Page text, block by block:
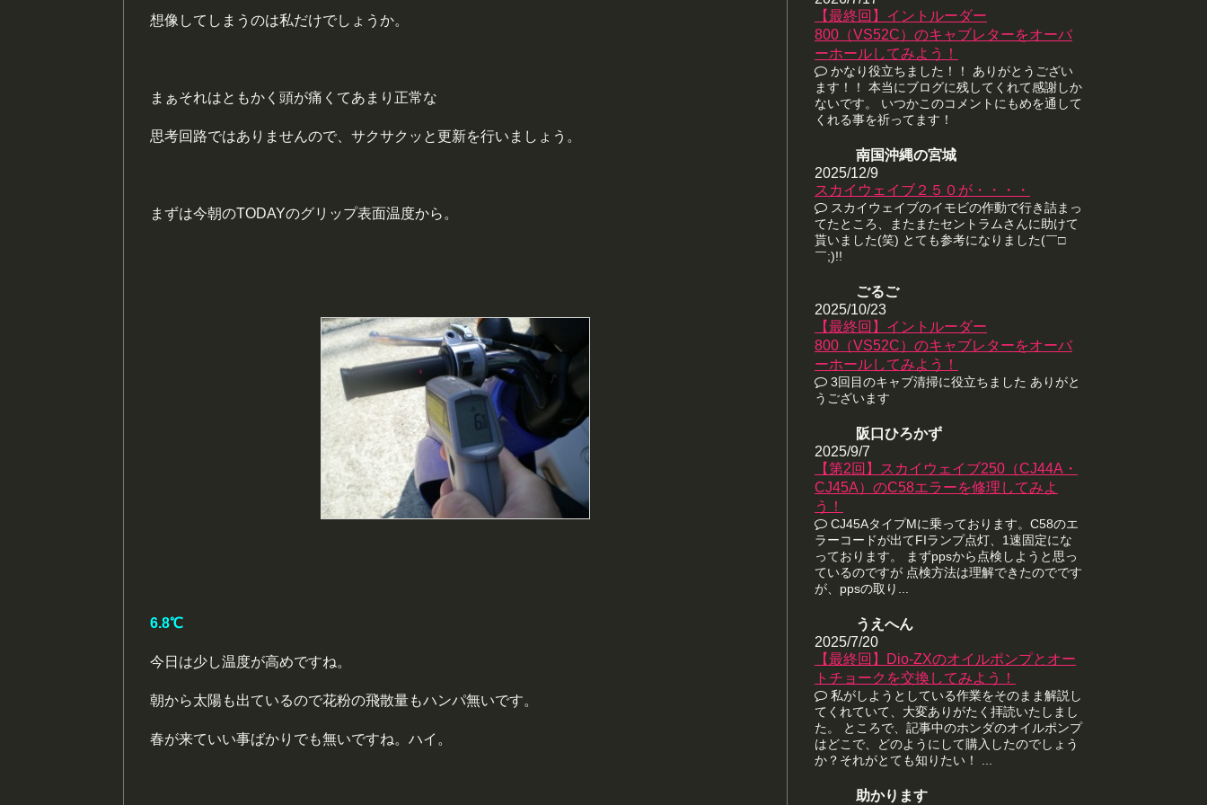
想像してしまうのは私だけでしょうか。
まぁそれはともかく頭が痛くてあまり正常な
思考回路ではありませんので、サクサクッと更新を行いましょう。
まずは今朝のTODAYのグリップ表面温度から。
6.8℃
今日は少し温度が高めですね。
朝から太陽も出ているので花粉の飛散量もハンパ無いです。
春が来ていい事ばかりでも無いですね。ハイ。
【最終回】イントルーダー
800（VS52C）のキャブレターをオーバ
ーホールしてみよう！
かなり役立ちました！！ ありがとうござい
ます！！ 本当にブログに残してくれて感謝しか
ないです。 いつかこのコメントにもめを通して
くれる事を祈ってます！
南国沖縄の宮城
2025/12/9
スカイウェイブ２５０が・・・・
スカイウェイブのイモビの作動で行き詰まっ
てたところ、またまたセントラムさんに助けて
貰いました(笑) とても参考になりました(￣□
￣;)!!
ごるご
2025/10/23
【最終回】イントルーダー
800（VS52C）のキャブレターをオーバ
ーホールしてみよう！
3回目のキャブ清掃に役立ちました ありがと
うございます
阪口ひろかず
2025/9/7
【第2回】スカイウェイブ250（CJ44A・
CJ45A）のC58エラーを修理してみよ
う！
CJ45AタイプMに乗っております。C58のエ
ラーコードが出てFIランプ点灯、1速固定にな
っております。 まずppsから点検しようと思っ
ているのですが 点検方法は理解できたのでです
が、ppsの取り...
うえへん
2025/7/20
【最終回】Dio-ZXのオイルポンプとオー
トチョークを交換してみよう！
私がしようとしている作業をそのまま解説し
てくれていて、大変ありがたく拝読いたしまし
た。 ところで、記事中のホンダのオイルポンプ
はどこで、どのようにして購入したのでしょう
か？それがとても知りたい！ ...
助かります